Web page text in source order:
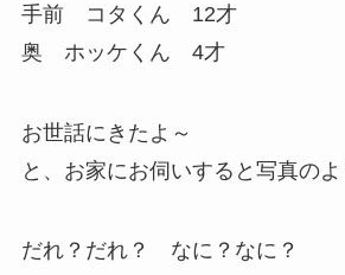
手前 コタくん 12才
奥 ホッケくん 4才
お世話にきたよ～
と、お家にお伺いすると写真のよ
だれ？だれ？ なに？なに？